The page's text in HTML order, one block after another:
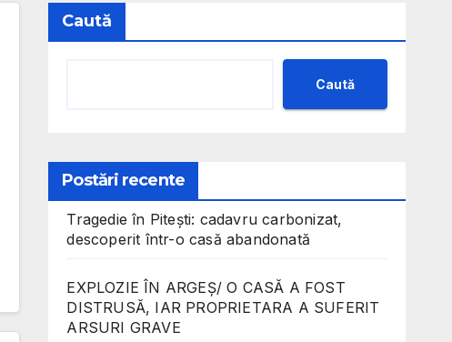
Caută
Caută
Postări recente
Tragedie în Pitești: cadavru carbonizat,
descoperit într-o casă abandonată
EXPLOZIE ÎN ARGEȘ/ O CASĂ A FOST
DISTRUSĂ, IAR PROPRIETARA A SUFERIT
ARSURI GRAVE